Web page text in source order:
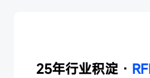
25年行业积淀 ·